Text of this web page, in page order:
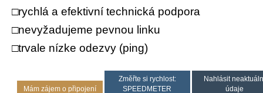
□rychlá a efektivní technická podpora
□nevyžadujeme pevnou linku
□trvale nízke odezvy (ping)
Mám zájem o připojení
Změřte si rychlost:
SPEEDMETER
Nahlásit
údaje